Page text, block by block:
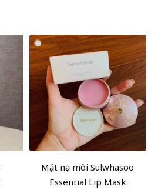
Mặt nạ môi Sulwhasoo
Essential Lip Mask